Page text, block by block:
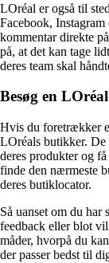
LOréal er også til
Facebook,
kommentar direkte
på, at det kan tage
deres team skal
Besøg en
Hvis du foretrækker
LOréals butikker. De
deres produkter og
finde den nærmeste
deres butiklocator.
Så uanset om du
feedback eller blot
måder, hvorpå du
der passer bedst til